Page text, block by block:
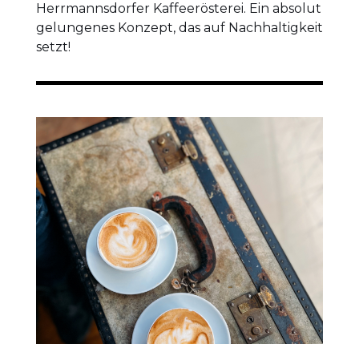
Herrmannsdorfer Kaffeerösterei. Ein absolut
gelungenes Konzept, das auf Nachhaltigkeit
setzt!